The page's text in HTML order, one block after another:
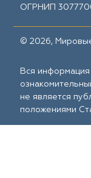
ОГРНИП
© 2026,
Вся информация
не является
положениями